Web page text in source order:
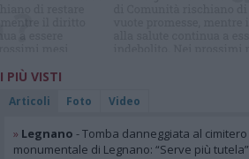
I PIÙ VISTI
Articoli Foto Video
» Legnano - Tomba danneggiata al cimitero
monumentale di Legnano: “Serve più tutela”